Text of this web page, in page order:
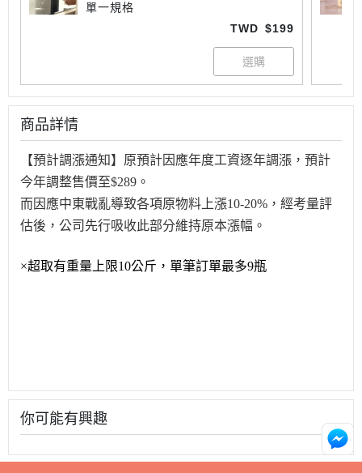
單一規格
TWD $199
商品詳情
【預計調漲通知】原預計因應年度工資逐年調漲，預計
今年調整售價至$289。
而因應中東戰亂導致各項原物料上漲10-20%，經考量評
估後，公司先行吸收此部分維持原本漲幅。
×超取有重量上限10公斤，單筆訂單最多9瓶
你可能有興趣